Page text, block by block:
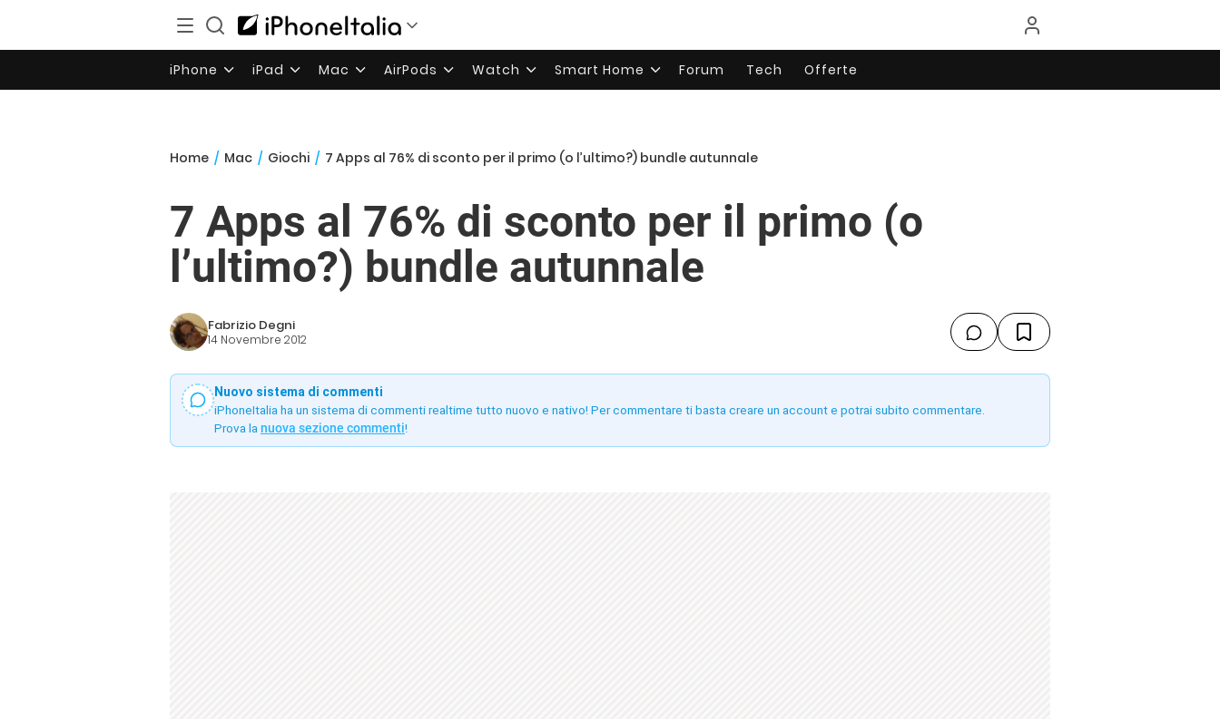
iPhone iPad Mac AirPods Watch Smart Home Forum Tech Offerte
Home / Mac / Giochi / 7 Apps al 76% di sconto per il primo (o l’ultimo?) bundle autunnale
7 Apps al 76% di sconto per il primo (o
l’ultimo?) bundle autunnale
Fabrizio Degni
14 Novembre 2012
Nuovo sistema di commenti
iPhoneItalia ha un sistema di commenti realtime tutto nuovo e nativo! Per commentare ti basta creare un account e potrai subito commentare.
Prova la nuova sezione commenti!